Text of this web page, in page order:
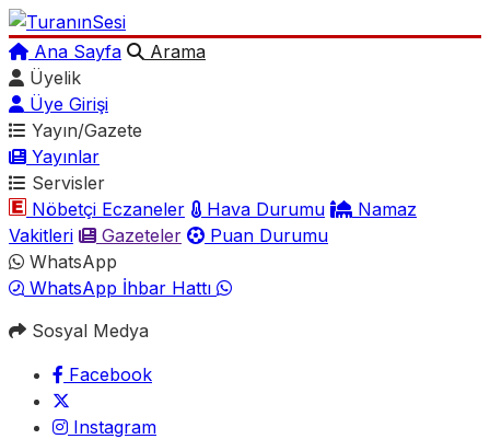
Ana Sayfa
Arama
Üyelik
Üye Girişi
Yayın/Gazete
Yayınlar
Servisler
Nöbetçi Eczaneler
Hava Durumu
Namaz
Vakitleri
Gazeteler
Puan Durumu
WhatsApp
WhatsApp İhbar Hattı
Sosyal Medya
Facebook
Instagram